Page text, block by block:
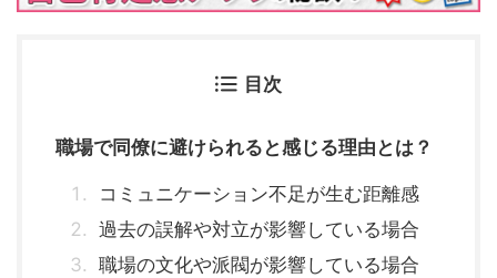
目次
職場で同僚に避けられると感じる理由とは？
コミュニケーション不足が生む距離感
過去の誤解や対立が影響している場合
職場の文化や派閥が影響している場合